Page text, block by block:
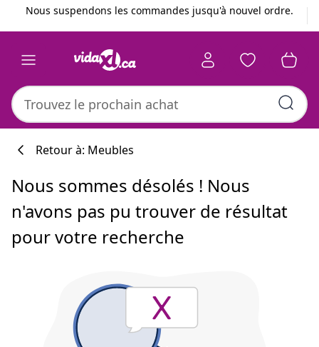
Précédent
Suivant
Nous suspendons les commandes jusqu'à nouvel ordre.
Retour à: Meubles
Nous sommes désolés ! Nous
n'avons pas pu trouver de résultat
pour votre recherche